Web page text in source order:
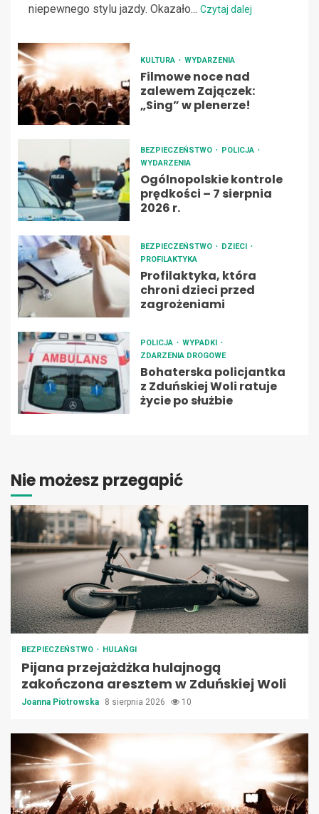
niepewnego stylu jazdy. Okazało... Czytaj dalej
KULTURA WYDARZENIA
Filmowe noce nad
zalewem Zajączek:
„Sing” w plenerze!
BEZPIECZEŃSTWO
POLICJA
WYDARZENIA
Ogólnopolskie kontrole
prędkości – 7 sierpnia
2026 r.
BEZPIECZEŃSTWO
DZIECI
PROFILAKTYKA
Profilaktyka, która
chroni dzieci przed
zagrożeniami
POLICJA
WYPADKI
ZDARZENIA DROGOWE
Bohaterska policjantka
z Zduńskiej Woli ratuje
życie po służbie
Nie możesz przegapić
BEZPIECZEŃSTWO HULAŃGI
Pijana przejażdżka hulajnogą
zakończona aresztem w Zduńskiej Woli
Joanna Piotrowska 8 sierpnia 2026 10